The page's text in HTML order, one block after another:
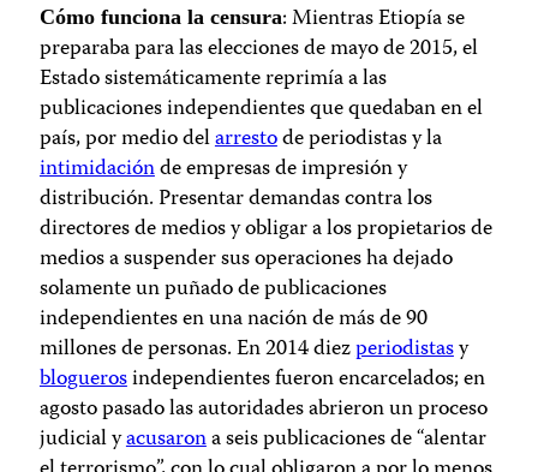
Cómo funciona la censura: Mientras Etiopía se
preparaba para las elecciones de mayo de 2015, el
Estado sistemáticamente reprimía a las
publicaciones independientes que quedaban en el
país, por medio delarrestode periodistas y la
intimidaciónde empresas de impresión y
distribución. Presentar demandas contra los
directores de medios y obligar a los propietarios de
medios a suspender sus operaciones ha dejado
solamente un puñado de publicaciones
independientes en una nación de más de 90
millones de personas. En 2014 diezperiodistasy
bloguerosindependientes fueron encarcelados; en
agosto pasado las autoridades abrieron un proceso
judicial yacusarona seis publicaciones de “alentar